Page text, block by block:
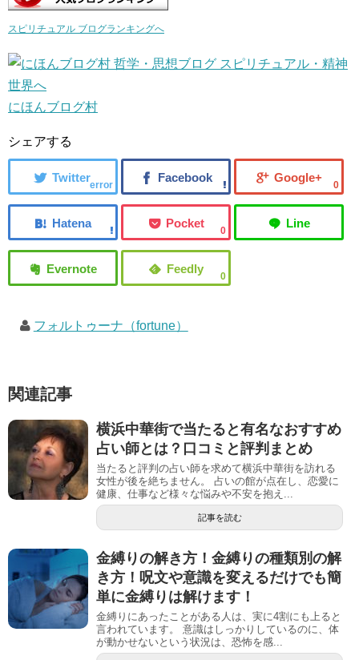
スピリチュアル ブログランキングへ
にほんブログ村
シェアする
error 0
0
0
フォルトゥーナ（fortune）
関連記事
横浜中華街で当たると有名なおすすめ
占い師とは？口コミと評判まとめ
当たると評判の占い師を求めて横浜中華街を訪れる
女性が後を絶ちません。 占いの館が点在し、恋愛に
健康、仕事など様々な悩みや不安を抱え...
記事を読む
金縛りの解き方！金縛りの種類別の解
き方！呪文や意識を変えるだけでも簡
単に金縛りは解けます！
金縛りにあったことがある人は、実に4割にも上ると
言われています。 意識はしっかりしているのに、体
が動かせないという状況は、恐怖を感...